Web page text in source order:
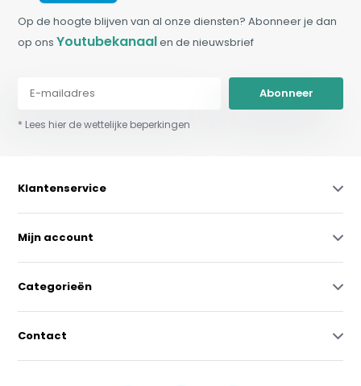
Op de hoogte blijven van al onze diensten? Abonneer je dan
op onsYoutubekanaalen de nieuwsbrief
Abonneer
* Lees hier de wettelijke beperkingen
Klantenservice
Mijn account
Categorieën
Contact